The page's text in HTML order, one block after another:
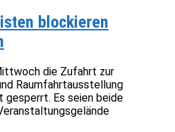
blockieren
die Zufahrt zur
Raumfahrtausstellung
gesperrt. Es seien beide